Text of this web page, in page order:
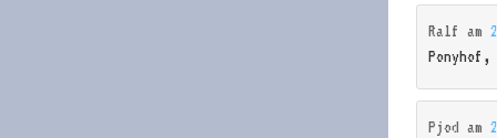
Ralf am
Ponyhof,
Pjod am